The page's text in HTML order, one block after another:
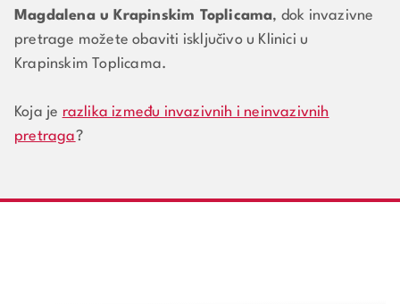
Magdalena u Krapinskim Toplicama, dok invazivne
pretrage možete obaviti isključivo u Klinici u
Krapinskim Toplicama.
Koja je razlika između invazivnih i neinvazivnih
pretraga?